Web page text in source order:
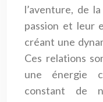
l’aventure, de
passion et leur
créant une
Ces relations
une énergie
constant de